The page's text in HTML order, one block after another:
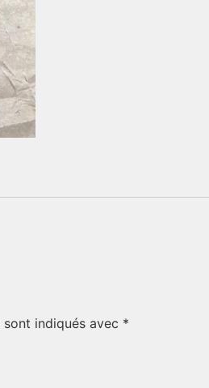
indiqués avec *